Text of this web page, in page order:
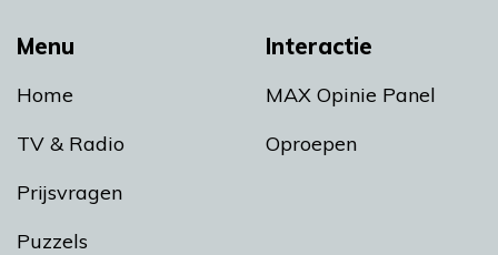
Menu
Home
TV & Radio
Prijsvragen
Puzzels
Interactie
MAX Opinie Panel
Oproepen